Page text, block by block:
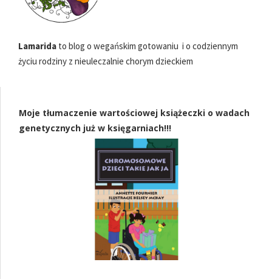
Lamarida to blog o wegańskim gotowaniu i o codziennym
życiu rodziny z nieuleczalnie chorym dzieckiem
Moje tłumaczenie wartościowej książeczki o wadach
genetycznych już w księgarniach!!!